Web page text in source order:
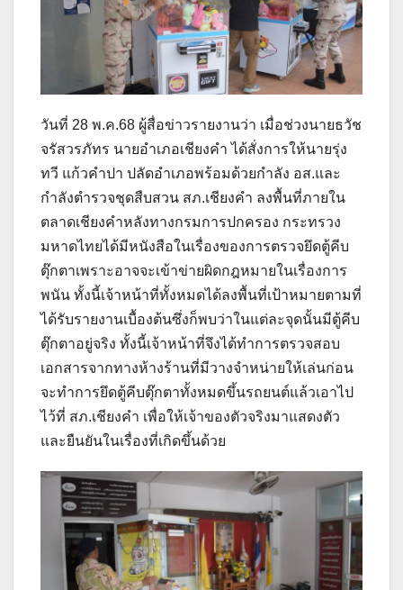
วันที่ 28 พ.ค.68 ผู้สื่อข่าวรายงานว่า เมื่อช่วงนายธวัช
จรัสวรภัทร นายอำเภอเชียงคำ ได้สั่งการให้นายรุ่ง
ทวี แก้วคำปา ปลัดอำเภอพร้อมด้วยกำลัง อส.และ
กำลังตำรวจชุดสืบสวน สภ.เชียงคำ ลงพื้นที่ภายใน
ตลาดเชียงคำหลังทางกรมการปกครอง กระทรวง
มหาดไทยได้มีหนังสือในเรื่องของการตรวจยึดตู้คีบ
ตุ๊กตาเพราะอาจจะเข้าข่ายผิดกฎหมายในเรื่องการ
พนัน ทั้งนี้เจ้าหน้าที่ทั้งหมดได้ลงพื้นที่เป้าหมายตามที่
ได้รับรายงานเบื้องต้นซึ่งก็พบว่าในแต่ละจุดนั้นมีตู้คีบ
ตุ๊กตาอยู่จริง ทั้งนี้เจ้าหน้าที่จึงได้ทำการตรวจสอบ
เอกสารจากทางห้างร้านที่มีวางจำหน่ายให้เล่นก่อน
จะทำการยึดตู้คีบตุ๊กตาทั้งหมดขึ้นรถยนต์แล้วเอาไป
ไว้ที่ สภ.เชียงคำ เพื่อให้เจ้าของตัวจริงมาแสดงตัว
และยืนยันในเรื่องที่เกิดขึ้นด้วย